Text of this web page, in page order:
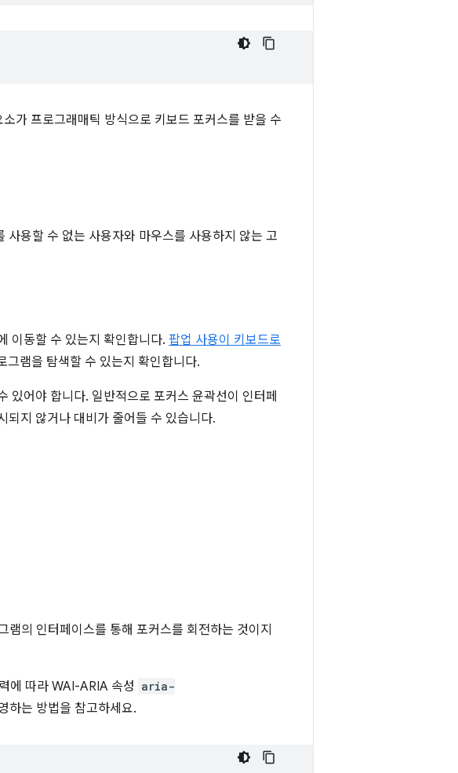
가 프로그래매틱 방식으로 키보드 포커스를 받을 수
용할 수 없는 사용자와 마우스를 사용하지 않는 고
이동할 수 있는지 확인합니다. 팝업 사용이 키보드로
그램을 탐색할 수 있는지 확인합니다.
있어야 합니다. 일반적으로 포커스 윤곽선이 인터페
되지 않거나 대비가 줄어들 수 있습니다.
의 인터페이스를 통해 포커스를 회전하는 것이지
에 따라 WAI-ARIA 속성 aria-
하는 방법을 참고하세요.